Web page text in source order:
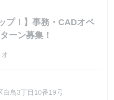
プ！】事務・CADオペ
ーン募集！
熱田区白鳥3丁目10番19号